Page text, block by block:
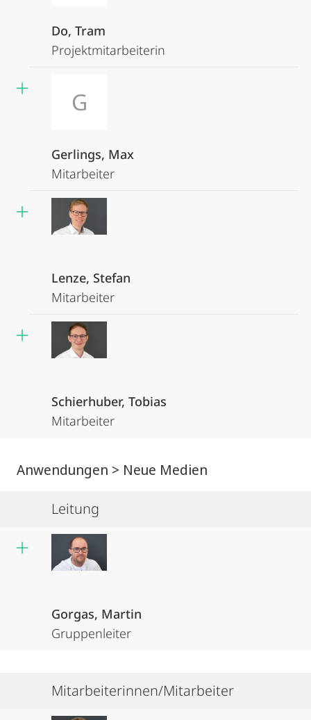
Do, Tram
Projektmitarbeiterin
G
Gerlings, Max
Mitarbeiter
Lenze, Stefan
Mitarbeiter
Schierhuber, Tobias
Mitarbeiter
Anwendungen > Neue Medien
Leitung
Gorgas, Martin
Gruppenleiter
Mitarbeiterinnen/Mitarbeiter